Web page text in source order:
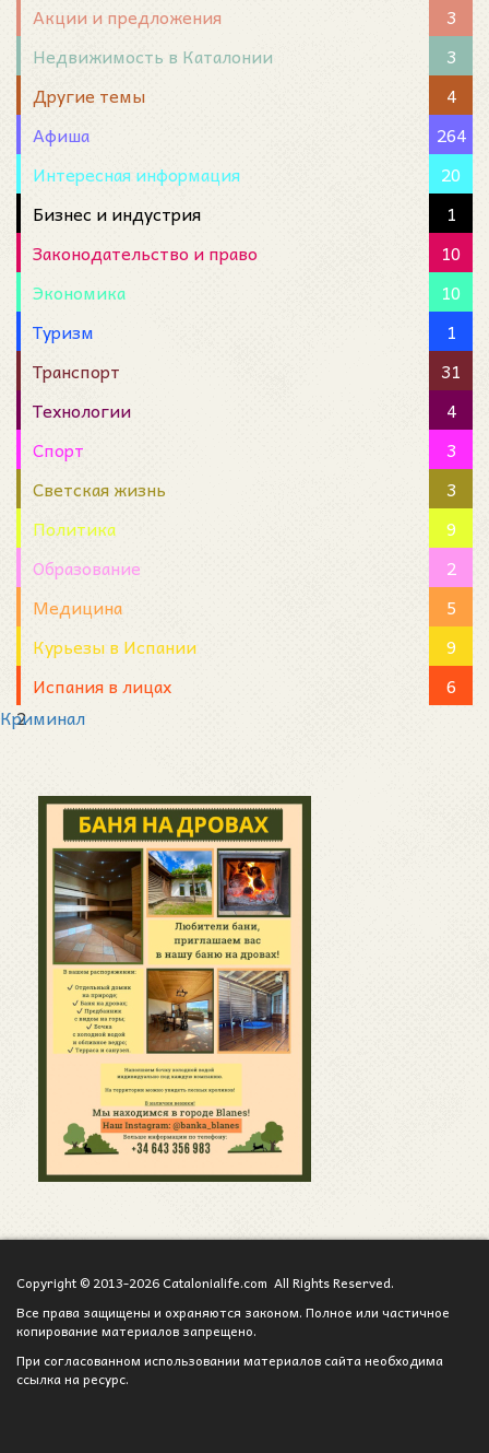
Акции и предложения
3
Недвижимость в Каталонии
3
Другие темы
4
Афиша
264
Интересная информация
20
Бизнес и индустрия
1
Законодательство и право
10
Экономика
10
Туризм
1
Транспорт
31
Технологии
4
Спорт
3
Светская жизнь
3
Политика
9
Образование
2
Медицина
5
Курьезы в Испании
9
Испания в лицах
6
Криминал
2
Copyright © 2013-2026 Catalonialife.com All Rights Reserved.
Все права защищены и охраняются законом. Полное или частичное
копирование материалов запрещено.
При согласованном использовании материалов сайта необходима
ссылка на ресурс.